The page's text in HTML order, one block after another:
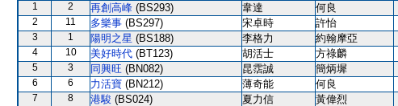
1 2 再創高峰 (BS293) 韋達 何良
2
11 多樂事 (BS297) 宋卓時 許怡
3
1 陽明之星 (BS188) 李格力 約翰摩亞
4
10 美好時代 (BT123) 胡活士 方祿麟
5
3 同興旺 (BN082) 昆霑誠 簡炳墀
6
6 力活寶 (BN212) 薄奇能 何良
7
8 港駿 (BS024) 夏力信 黃偉烈